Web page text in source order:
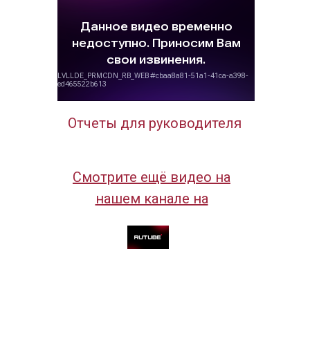
Отчеты для руководителя
Смотрите ещё видео на
нашем канале на